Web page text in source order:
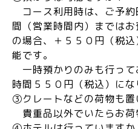
コース利用時は、ご予
間（営業時間内）までは
の場合、＋５５０円（税
能です。
一時預かりのみも行って
時間５５０円（税込）にな
③クレートなどの荷物も置
貴重品以外でいたらお荷